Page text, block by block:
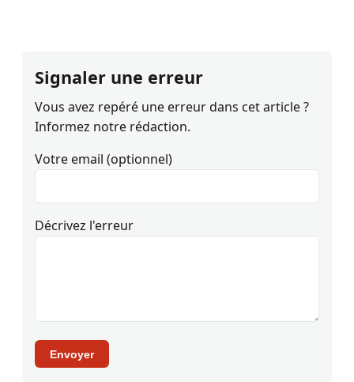
Signaler une erreur
Vous avez repéré une erreur dans cet article ?
Informez notre rédaction.
Votre email (optionnel)
Décrivez l'erreur
Envoyer